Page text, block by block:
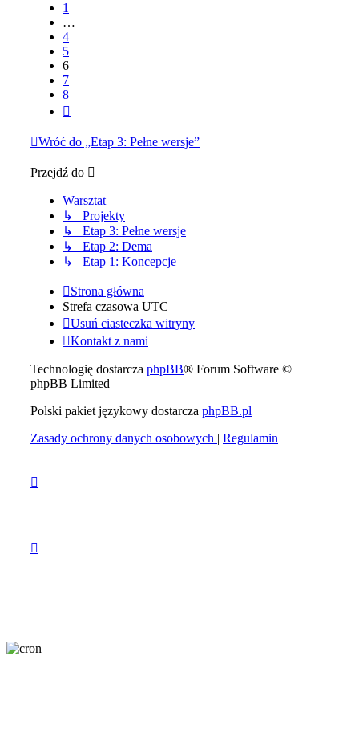
1
…
4
5
6
7
8
Wróć do „Etap 3: Pełne wersje”
Przejdź do
Warsztat
↳ Projekty
↳ Etap 3: Pełne wersje
↳ Etap 2: Dema
↳ Etap 1: Koncepcje
Strona główna
Strefa czasowa UTC
Usuń ciasteczka witryny
Kontakt z nami
Technologię dostarcza phpBB® Forum Software ©
phpBB Limited
Polski pakiet językowy dostarcza phpBB.pl
Zasady ochrony danych osobowych | Regulamin